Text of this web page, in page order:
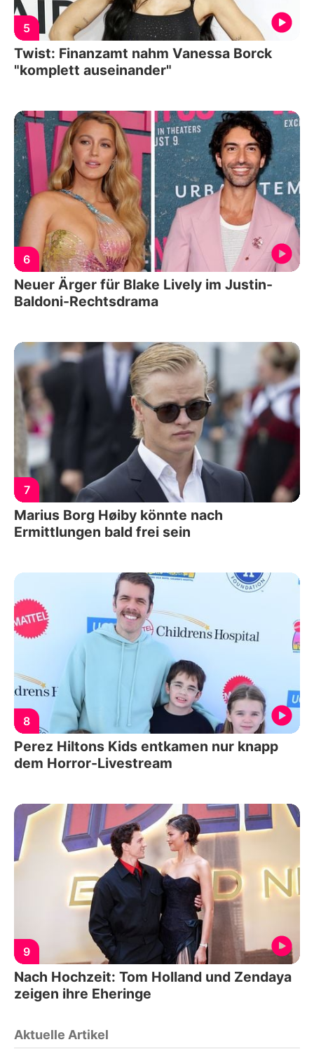
5
Twist: Finanzamt nahm Vanessa Borck
"komplett auseinander"
6
Neuer Ärger für Blake Lively im Justin-
Baldoni-Rechtsdrama
7
Marius Borg Høiby könnte nach
Ermittlungen bald frei sein
8
Perez Hiltons Kids entkamen nur knapp
dem Horror-Livestream
9
Nach Hochzeit: Tom Holland und Zendaya
zeigen ihre Eheringe
Aktuelle Artikel